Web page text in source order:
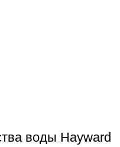
воды Hayward